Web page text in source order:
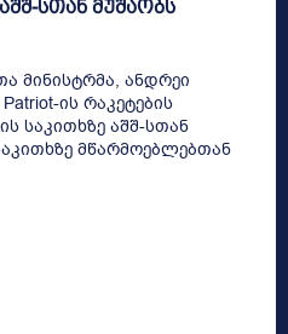
სთან მუშაობს
მინისტრმა, ანდრეი
ის რაკეტების
საკითხზე აშშ-სთან
მწარმოებლებთან